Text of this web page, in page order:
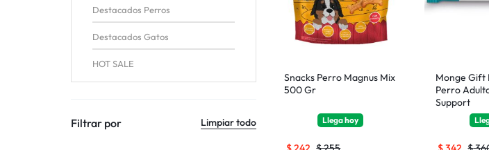
Snacks Perro Magnus Mix
500 Gr
Llegahoy
Monge Gift
Perro
Support
Destacados Perros
Destacados Gatos
HOT SALE
Filtrar por Limpiar todo